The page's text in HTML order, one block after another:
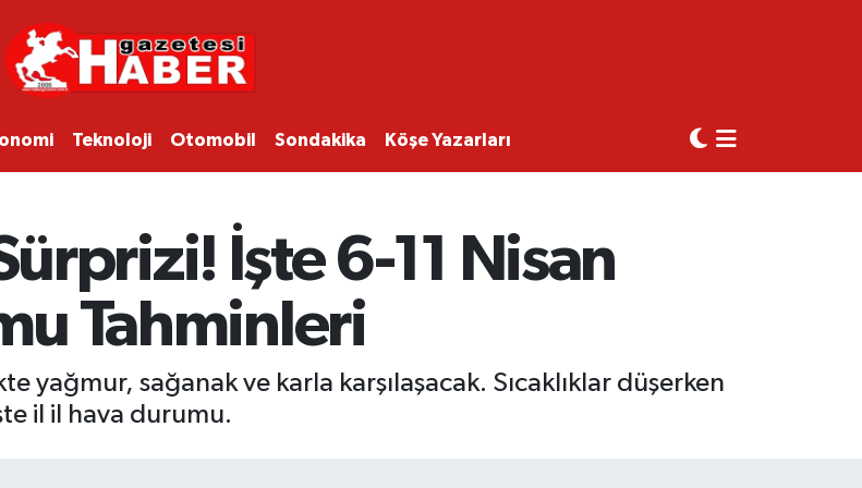
Teknoloji Otomobil Sondakika Köşe Yazarları
İşte 6-11 Nisan
Tahminleri
yağmur, sağanak ve karla karşılaşacak. Sıcaklıklar düşerken
il il hava durumu.